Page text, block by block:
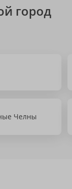
город
Челны